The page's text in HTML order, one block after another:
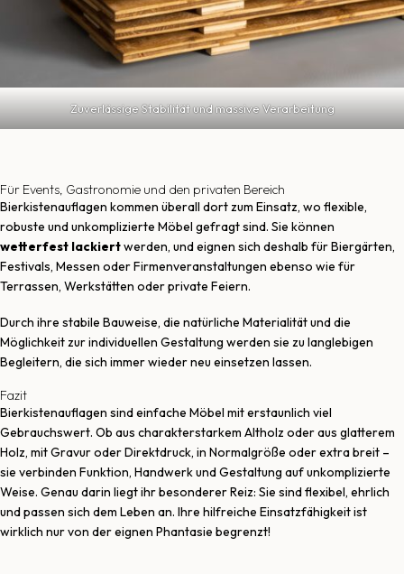
Zuverlässige Stabilität und massive Verarbeitung
Für Events, Gastronomie und den privaten Bereich
Bierkistenauflagen kommen überall dort zum Einsatz, wo flexible,
robuste und unkomplizierte Möbel gefragt sind. Sie können
wetterfest lackiertwerden, und eignen sich deshalb für Biergärten,
Festivals, Messen oder Firmenveranstaltungen ebenso wie für
Terrassen, Werkstätten oder private Feiern.
Durch ihre stabile Bauweise, die natürliche Materialität und die
Möglichkeit zur individuellen Gestaltung werden sie zu langlebigen
Begleitern, die sich immer wieder neu einsetzen lassen.
Fazit
Bierkistenauflagen sind einfache Möbel mit erstaunlich viel
Gebrauchswert. Ob aus charakterstarkem Altholz oder aus glatterem
Holz, mit Gravur oder Direktdruck, in Normalgröße oder extra breit –
sie verbinden Funktion, Handwerk und Gestaltung auf unkomplizierte
Weise. Genau darin liegt ihr besonderer Reiz: Sie sind flexibel, ehrlich
und passen sich dem Leben an. Ihre hilfreiche Einsatzfähigkeit ist
wirklich nur von der eignen Phantasie begrenzt!